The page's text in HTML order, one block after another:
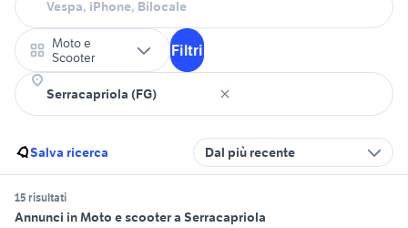
Moto e
Scooter
Filtri
Salva ricerca Dal più recente
15 risultati
Annunci in Moto e scooter a Serracapriola